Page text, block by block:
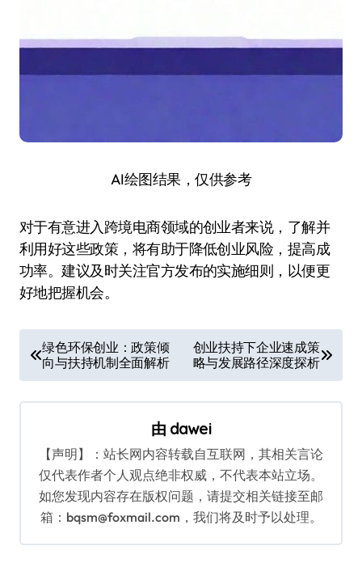
AI绘图结果，仅供参考
对于有意进入跨境电商领域的创业者来说，了解并
利用好这些政策，将有助于降低创业风险，提高成
功率。建议及时关注官方发布的实施细则，以便更
好地把握机会。
章
导
绿色环保创业：政策倾
向与扶持机制全面解析
创业扶持下企业速成策
略与发展路径深度探析
由 dawei
【声明】：站长网内容转载自互联网，其相关言论
仅代表作者个人观点绝非权威，不代表本站立场。
如您发现内容存在版权问题，请提交相关链接至邮
箱：bqsm@foxmail.com，我们将及时予以处理。